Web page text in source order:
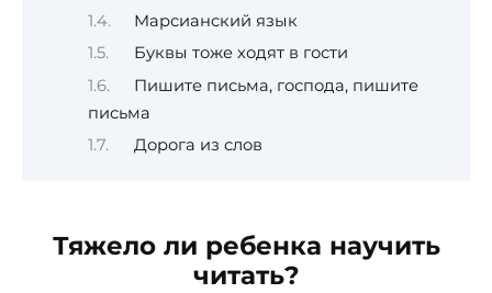
Марсианский язык
Буквы тоже ходят в гости
Пишите письма, господа, пишите
письма
Дорога из слов
Тяжело ли ребенка научить
читать?